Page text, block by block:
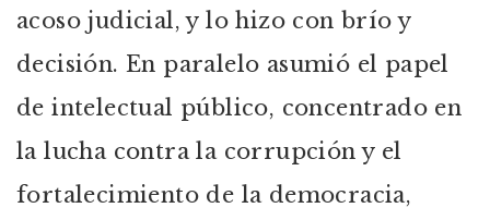
acoso judicial, y lo hizo con brío y
decisión. En paralelo asumió el papel
de intelectual público, concentrado en
la lucha contra la corrupción y el
fortalecimiento de la democracia,